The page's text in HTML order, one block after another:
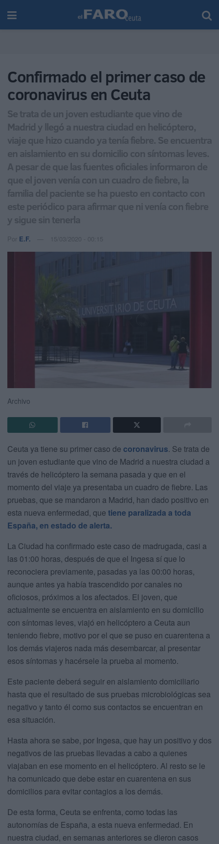
Confirmado el primer caso de
coronavirus en Ceuta
Se trata de un joven estudiante que vino de
Madrid y llegó a nuestra ciudad en helicóptero,
viaje que hizo cuando ya tenía fiebre. Se encuentra
en aislamiento en su domicilio con síntomas leves.
A pesar de que las fuentes oficiales informaron de
que el joven venía con un cuadro de fiebre, la
familia del paciente se ha puesto en contacto con
este periódico para afirmar que ni venía con fiebre
y sigue sin tenerla
Por E.F. 15/03/2020 - 00:15
Archivo
Ceuta ya tiene su primer caso de coronavirus. Se trata de
un joven estudiante que vino de Madrid a nuestra ciudad a
través de helicóptero la semana pasada y que en el
momento del viaje ya presentaba un cuadro de fiebre. Las
pruebas, que se mandaron a Madrid, han dado positivo en
esta nueva enfermedad, que tiene paralizada a toda
España, en estado de alerta.
La Ciudad ha confirmado este caso de madrugada, casi a
las 01:00 horas, después de que el Ingesa sí que lo
reconociera previamente, pasadas ya las 00:00 horas,
aunque antes ya había trascendido por canales no
oficiosos, próximos a los afectados. El joven, que
actualmente se encuentra en aislamiento en su domicilio
con síntomas leves, viajó en helicóptero a Ceuta aun
teniendo fiebre, motivo por el que se puso en cuarentena a
los demás viajeros nada más desembarcar, al presentar
esos síntomas y hacérsele la prueba al momento.
Este paciente deberá seguir en aislamiento domiciliario
hasta que el resultado de sus pruebas microbiológicas sea
negativo y tanto él como sus contactos se encuentran en
esa situación.
Hasta ahora se sabe, por Ingesa, que hay un positivo y dos
negativos de las pruebas llevadas a cabo a quienes
viajaban en ese momento en el helicóptero. Al resto se le
ha comunicado que debe estar en cuarentena en sus
domicilios para evitar contagios a los demás.
De esta forma, Ceuta se enfrenta, como todas las
autonomías de España, a esta nueva enfermedad. En
nuestra ciudad, en semanas anteriores se dieron casos